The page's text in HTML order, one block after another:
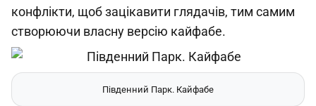
конфлікти, щоб зацікавити глядачів, тим самим
створюючи власну версію кайфабе.
Південний Парк. Кайфабе